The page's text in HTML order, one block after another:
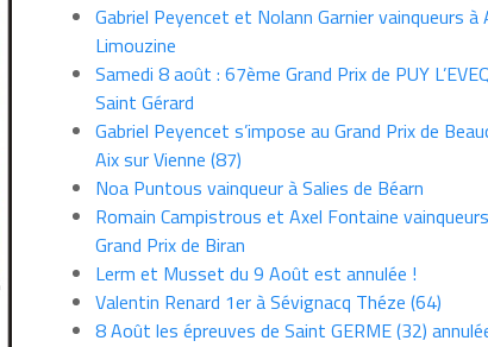
Gabriel Peyencet et Nolann Garnier vainqueurs à
Limouzine
Samedi 8 août : 67ème Grand Prix de PUY
Saint Gérard
Gabriel Peyencet s’impose au Grand Prix de
Aix sur Vienne (87)
Noa Puntous vainqueur à Salies de Béarn
Romain Campistrous et Axel Fontaine
Grand Prix de Biran
Lerm et Musset du 9 Août est annulée !
Valentin Renard 1er à Sévignacq Théze (64)
8 Août les épreuves de Saint GERME (32)